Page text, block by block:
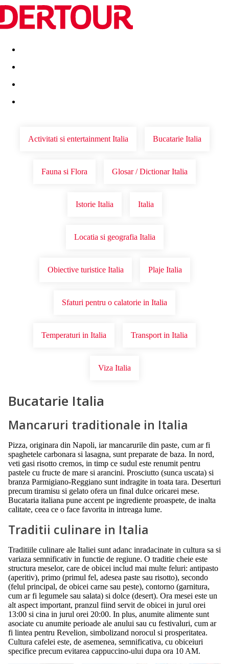
Destinatii Vacanta perfecta OFERTE DE NERATAT
Activitati si entertainment Italia Bucatarie Italia
Fauna si Flora Glosar / Dictionar Italia
Istorie Italia Italia
Locatia si geografia Italia
Obiective turistice Italia Plaje Italia
Sfaturi pentru o calatorie in Italia
Temperaturi in Italia Transport in Italia
Viza Italia
Bucatarie Italia
Mancaruri traditionale in Italia
Pizza, originara din Napoli, iar mancarurile din paste, cum ar fi
spaghetele carbonara si lasagna, sunt preparate de baza. In nord,
veti gasi risotto cremos, in timp ce sudul este renumit pentru
pastele cu fructe de mare si arancini. Prosciutto (sunca uscata) si
branza Parmigiano-Reggiano sunt indragite in toata tara. Deserturi
precum tiramisu si gelato ofera un final dulce oricarei mese.
Bucataria italiana pune accent pe ingrediente proaspete, de inalta
calitate, ceea ce o face favorita in intreaga lume.
Traditii culinare in Italia
Traditiile culinare ale Italiei sunt adanc inradacinate in cultura sa si
variaza semnificativ in functie de regiune. O traditie cheie este
structura meselor, care de obicei includ mai multe feluri: antipasto
(aperitiv), primo (primul fel, adesea paste sau risotto), secondo
(felul principal, de obicei carne sau peste), contorno (garnitura,
cum ar fi legumele sau salata) si dolce (desert). Ora mesei este un
alt aspect important, pranzul fiind servit de obicei in jurul orei
13:00 si cina in jurul orei 20:00. In plus, anumite alimente sunt
asociate cu anumite perioade ale anului sau cu festivaluri, cum ar
fi lintea pentru Revelion, simbolizand norocul si prosperitatea.
Cultura cafelei este, de asemenea, semnificativa, cu obiceiuri
specifice precum evitarea cappuccino-ului dupa ora 10 AM.